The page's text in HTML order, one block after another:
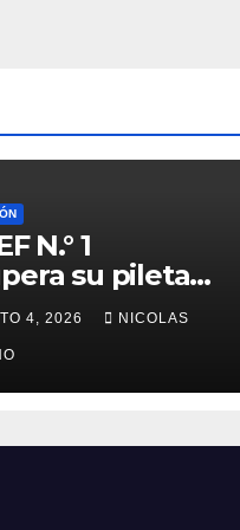
N.° 1
su pileta
de años: la
ya supera el
cambia la
de miles
4, 2026 NICOLAS